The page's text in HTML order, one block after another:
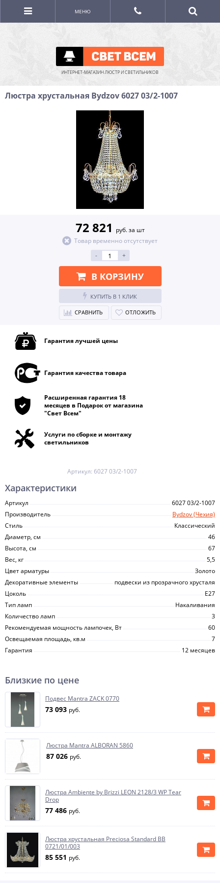
ИНТЕРНЕТ-МАГАЗИН ЛЮСТР И СВЕТИЛЬНИКОВ
МЕНЮ
Люстра хрустальная Bydzov 6027 03/2-1007
72 821
руб. за шт
Товар временно отсутствует
-
+
В КОРЗИНУ
КУПИТЬ В 1 КЛИК
СРАВНИТЬ ОТЛОЖИТЬ
Гарантия лучшей цены
Гарантия качества товара
Расширенная гарантия 18
месяцев в Подарок от магазина
"Свет Всем"
Услуги по сборке и монтажу
светильников
Артикул: 6027 03/2-1007
Характеристики
Артикул
6027 03/2-1007
Производитель
Bydzov (Чехия)
Стиль
Классический
Диаметр, см
46
Высота, см
67
Вес, кг
5,5
Цвет арматуры
Золото
Декоративные элементы
подвески из прозрачного хрусталя
Цоколь
E27
Тип ламп
Накаливания
Количество ламп
3
Рекомендуемая мощность лампочек, Вт
60
Освещаемая площадь, кв.м
7
Гарантия
12 месяцев
Близкие по цене
Подвес Mantra ZACK 0770
73 093 руб.
Люстра Mantra ALBORAN 5860
87 026 руб.
Люстра Ambiente by Brizzi LEON 2128/3 WP Tear
Drop
77 486 руб.
Люстра хрустальная Preciosa Standard BB
0721/01/003
85 551 руб.